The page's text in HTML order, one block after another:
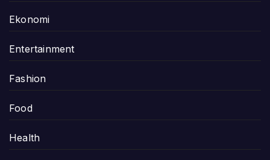
Ekonomi
Entertainment
Fashion
Food
Health